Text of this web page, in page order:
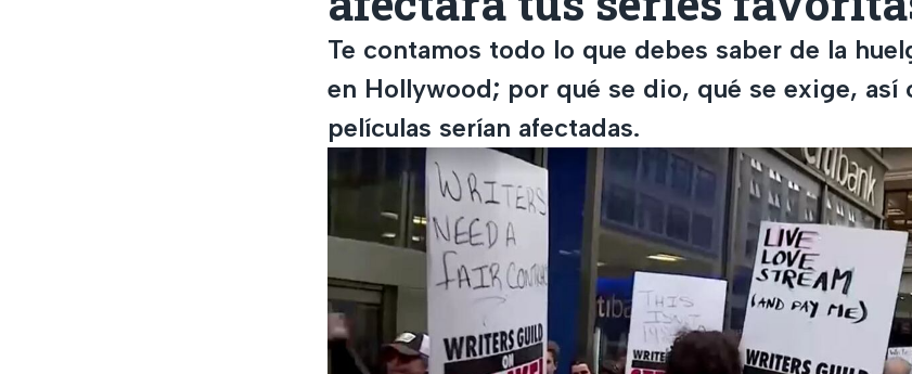
Te contamos todo lo que debes saber de la
en Hollywood; por qué se dio, qué se exige, así
películas serían afectadas.